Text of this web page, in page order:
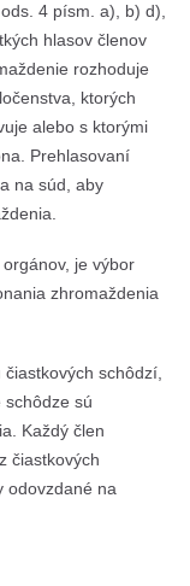
4 písm. a), b) d),
hlasov členov
rozhoduje
ktorých
alebo s ktorými
Prehlasovaní
na súd, aby
je výbor
zhromaždenia
schôdzí,
schôdze sú
Každý člen
čiastkových
odovzdané na